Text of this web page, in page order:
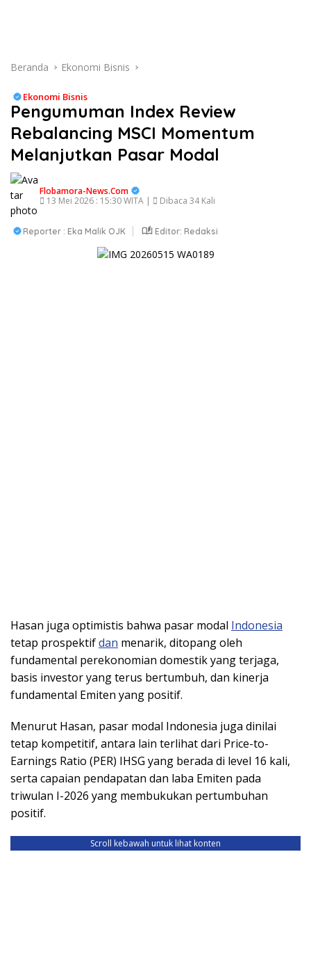
Beranda Ekonomi Bisnis
Ekonomi Bisnis
Pengumuman Index Review
Rebalancing MSCI Momentum
Melanjutkan Pasar Modal
Flobamora-News.Com
13 Mei 2026 : 15:30 WITA |
Dibaca 34 Kali
Reporter : Eka Malik OJK Editor: Redaksi
Hasan juga optimistis bahwa pasar modal Indonesia
tetap prospektifdan menarik, ditopang oleh
fundamental perekonomian domestik yang terjaga,
basis investor yang terus bertumbuh, dan kinerja
fundamental Emiten yang positif.
Menurut Hasan, pasar modal Indonesia juga dinilai
tetap kompetitif, antara lain terlihat dari Price-to-
Earnings Ratio (PER) IHSG yang berada di level 16 kali,
serta capaian pendapatan dan laba Emiten pada
triwulan I-2026 yang membukukan pertumbuhan
positif.
Scroll kebawah untuk lihat konten